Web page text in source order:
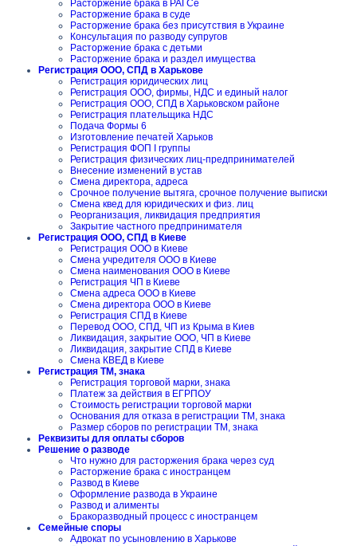
Расторжение брака в РАГСе
Расторжение брака в суде
Расторжение брака без присутствия в Украине
Консультация по разводу супругов
Расторжение брака с детьми
Расторжение брака и раздел имущества
Регистрация ООО, СПД в Харькове
Регистрация юридических лиц
Регистрация ООО, фирмы, НДС и единый налог
Регистрация ООО, СПД в Харьковском районе
Регистрация плательщика НДС
Подача Формы 6
Изготовление печатей Харьков
Регистрация ФОП I группы
Регистрация физических лиц-предпринимателей
Внесение изменений в устав
Смена директора, адреса
Срочное получение вытяга, срочное получение выписки
Смена квед для юридических и физ. лиц
Реорганизация, ликвидация предприятия
Закрытие частного предпринимателя
Регистрация ООО, СПД в Киеве
Регистрация ООО в Киеве
Смена учредителя ООО в Киеве
Смена наименования ООО в Киеве
Регистрация ЧП в Киеве
Смена адреса ООО в Киеве
Смена директора ООО в Киеве
Регистрация СПД в Киеве
Перевод ООО, СПД, ЧП из Крыма в Киев
Ликвидация, закрытие ООО, ЧП в Киеве
Ликвидация, закрытие СПД в Киеве
Смена КВЕД в Киеве
Регистрация ТМ, знака
Регистрация торговой марки, знака
Платеж за действия в ЕГРПОУ
Стоимость регистрации торговой марки
Основания для отказа в регистрации ТМ, знака
Размер сборов по регистрации ТМ, знака
Реквизиты для оплаты сборов
Решение о разводе
Что нужно для расторжения брака через суд
Расторжение брака с иностранцем
Развод в Киеве
Оформление развода в Украине
Развод и алименты
Бракоразводный процесс с иностранцем
Семейные споры
Адвокат по усыновлению в Харькове